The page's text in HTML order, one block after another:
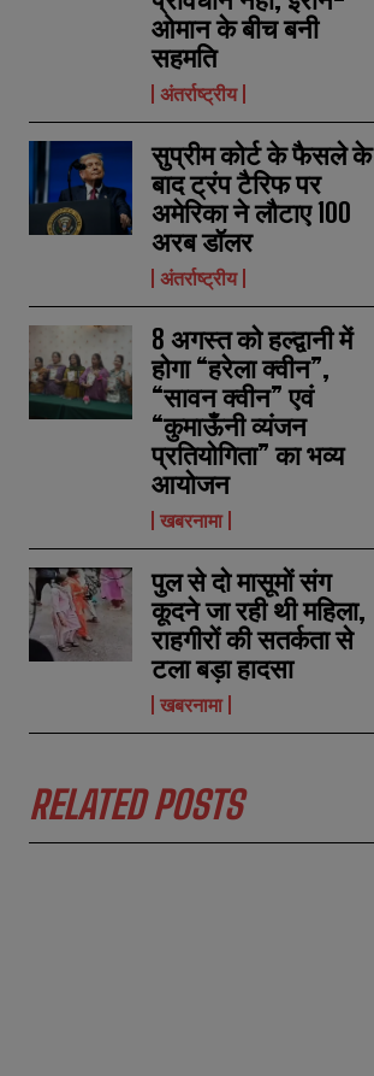
ओमान के बीच बनी
सहमति
अंतर्राष्ट्रीय
सुप्रीम कोर्ट के फैसले के
बाद ट्रंप टैरिफ पर
अमेरिका ने लौटाए 100
अरब डॉलर
अंतर्राष्ट्रीय
8 अगस्त को हल्द्वानी में
होगा “हरेला क्वीन”,
“सावन क्वीन” एवं
“कुमाऊँनी व्यंजन
प्रतियोगिता” का भव्य
आयोजन
खबरनामा
पुल से दो मासूमों संग
कूदने जा रही थी महिला,
राहगीरों की सतर्कता से
टला बड़ा हादसा
खबरनामा
RELATED POSTS